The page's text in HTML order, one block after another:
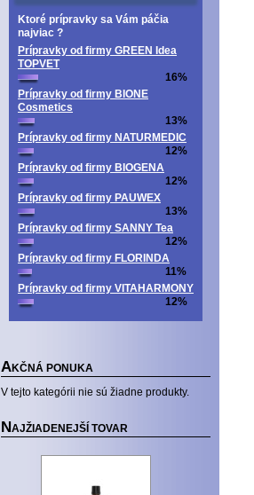
Ktoré prípravky sa Vám páčia
najviac ?
Prípravky od firmy GREEN Idea
TOPVET
16%
Prípravky od firmy BIONE
Cosmetics
13%
Prípravky od firmy NATURMEDIC
12%
Prípravky od firmy BIOGENA
12%
Prípravky od firmy PAUWEX
13%
Prípravky od firmy SANNY Tea
12%
Prípravky od firmy FLORINDA
11%
Prípravky od firmy VITAHARMONY
12%
AKČNÁ PONUKA
V tejto kategórii nie sú žiadne produkty.
NAJŽIADENEJŠÍ TOVAR